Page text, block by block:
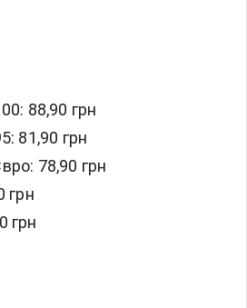
88,90 грн
81,90 грн
78,90 грн
грн
грн